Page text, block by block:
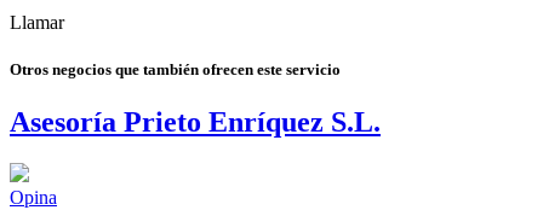
Llamar
Otros negocios que también ofrecen este servicio
Asesoría Prieto Enríquez S.L.
Opina